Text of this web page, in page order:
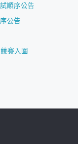
順序公告
公告
賽入圍